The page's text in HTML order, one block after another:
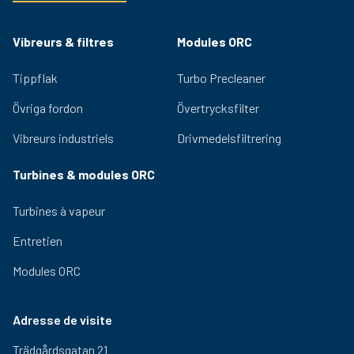
Vibreurs & filtres
Tippflak
Övriga fordon
Vibreurs industriels
Modules ORC
Turbo Precleaner
Övertrycksfilter
Drivmedelsfiltrering
Turbines & modules ORC
Turbines à vapeur
Entretien
Modules ORC
Adresse de visite
Trädgårdsgatan 21